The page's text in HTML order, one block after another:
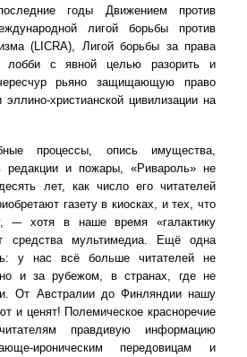
годы Движением против
лигой борьбы против
(LICRA), Лигой борьбы за права
лобби с явной целью разорить и
рьяно защищающую право
христианской цивилизации на
процессы, опись имущества,
редакции и пожары, «Ривароль» не
лет, как число его читателей
газету в киосках, и тех, что
-– хотя в наше время «галактику
средства мультимедиа. Ещё одна
у нас всё больше читателей не
и за рубежом, в странах, где не
От Австралии до Финляндии нашу
и ценят! Полемическое красноречие
правдивую информацию
ироническим передовицам и